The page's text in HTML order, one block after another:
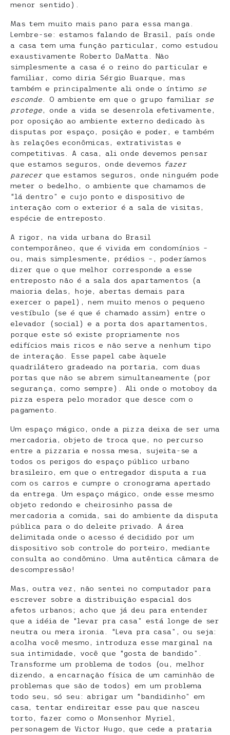
menor sentido).
Mas tem muito mais pano para essa manga.
Lembre-se: estamos falando de Brasil, país onde
a casa tem uma função particular, como estudou
exaustivamente Roberto DaMatta. Não
simplesmente a casa é o reino do particular e
familiar, como diria Sérgio Buarque, mas
também e principalmente ali onde o íntimo
se
esconde . O ambiente em que o grupo familiar
se
protege, onde a vida se desenrola efetivamente,
por oposição ao ambiente externo dedicado às
disputas por espaço, posição e poder, e também
às relações econômicas, extrativistas e
competitivas. A casa, ali onde devemos pensar
que estamos seguros, onde devemos fazer
parecerque estamos seguros, onde ninguém pode
meter o bedelho, o ambiente que chamamos de
“lá dentro” e cujo ponto e dispositivo de
interação com o exterior é a sala de visitas,
espécie de entreposto.
A rigor, na vida urbana do Brasil
contemporâneo, que é vivida em condomínios –
ou, mais simplesmente, prédios –, poderíamos
dizer que o que melhor corresponde a esse
entreposto não é a sala dos apartamentos (a
maioria delas, hoje, abertas demais para
exercer o papel), nem muito menos o pequeno
vestíbulo (se é que é chamado assim) entre o
elevador (social) e a porta dos apartamentos,
porque este só existe propriamente nos
edifícios mais ricos e não serve a nenhum tipo
de interação. Esse papel cabe àquele
quadrilátero gradeado na portaria, com duas
portas que não se abrem simultaneamente (por
segurança, como sempre). Ali onde o motoboy da
pizza espera pelo morador que desce com o
pagamento.
Um espaço mágico, onde a pizza deixa de ser uma
mercadoria, objeto de troca que, no percurso
entre a pizzaria e nossa mesa, sujeita-se a
todos os perigos do espaço público urbano
brasileiro, em que o entregador disputa a rua
com os carros e cumpre o cronograma apertado
da entrega. Um espaço mágico, onde esse mesmo
objeto redondo e cheirosinho passa de
mercadoria a comida, sai do ambiente da disputa
pública para o do deleite privado. A área
delimitada onde o acesso é decidido por um
dispositivo sob controle do porteiro, mediante
consulta ao condômino. Uma autêntica câmara de
descompressão!
Mas, outra vez, não sentei no computador para
escrever sobre a distribuição espacial dos
afetos urbanos; acho que já deu para entender
que a idéia de “levar pra casa” está longe de ser
neutra ou mera ironia. “Leva pra casa”, ou seja:
acolha você mesmo, introduza esse marginal na
sua intimidade, você que “gosta de bandido”.
Transforme um problema de todos (ou, melhor
dizendo, a encarnação física de um caminhão de
problemas que são de todos) em um problema
todo seu, só seu: abrigar um “bandidinho” em
casa, tentar endireitar esse pau que nasceu
torto, fazer como o Monsenhor Myriel,
personagem de Victor Hugo, que cede a prataria